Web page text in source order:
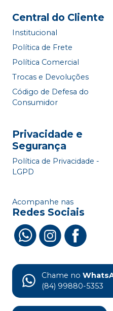
Central do Cliente
Institucional
Política de Frete
Política Comercial
Trocas e Devoluções
Código de Defesa do
Consumidor
Privacidade e
Segurança
Política de Privacidade -
LGPD
Acompanhe nas
Redes Sociais
Chame no
(84) 99880-5353